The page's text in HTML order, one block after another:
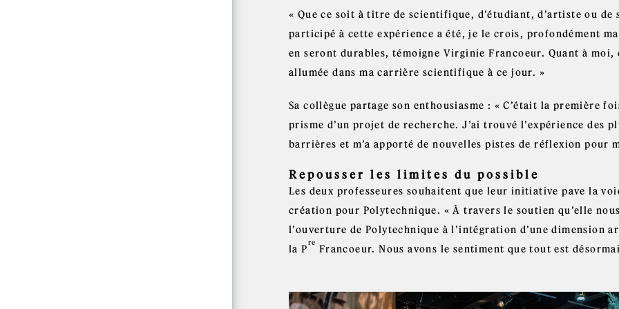
« Que ce soit à titre de scientifique, d’étudiant, d’artiste ou
participé à cette expérience a été, je le crois, profondément
en seront durables, témoigne Virginie Francoeur. Quant à moi,
allumée dans ma carrière scientifique à ce jour. »
Sa collègue partage son enthousiasme : « C’était la première
prisme d’un projet de recherche. J’ai trouvé l’expérience des
barrières et m’a apporté de nouvelles pistes de réflexion pour
Repousser les limites du possible
Les deux professeures souhaitent que leur initiative pave la
création pour Polytechnique. « À travers le soutien qu’elle
l’ouverture de Polytechnique à l’intégration d’une dimension
la P
re
Francoeur. Nous avons le sentiment que tout est